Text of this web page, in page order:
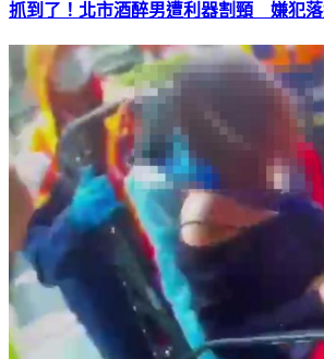
抓到了！北市酒醉男遭利器割頸 嫌犯